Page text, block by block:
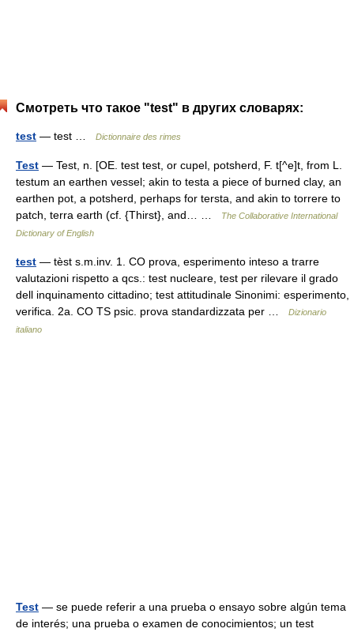
Смотреть что такое "test" в других словарях:
test — test … Dictionnaire des rimes
Test — Test, n. [OE. test test, or cupel, potsherd, F. t[^e]t, from L.
testum an earthen vessel; akin to testa a piece of burned clay, an
earthen pot, a potsherd, perhaps for tersta, and akin to torrere to
patch, terra earth (cf. {Thirst}, and… …
The Collaborative International
Dictionary of English
test — tèst s.m.inv. 1. CO prova, esperimento inteso a trarre
valutazioni rispetto a qcs.: test nucleare, test per rilevare il grado
dell inquinamento cittadino; test attitudinale Sinonimi: esperimento,
verifica. 2a. CO TS psic. prova standardizzata per …
Dizionario
italiano
Test — se puede referir a una prueba o ensayo sobre algún tema
de interés; una prueba o examen de conocimientos; un test